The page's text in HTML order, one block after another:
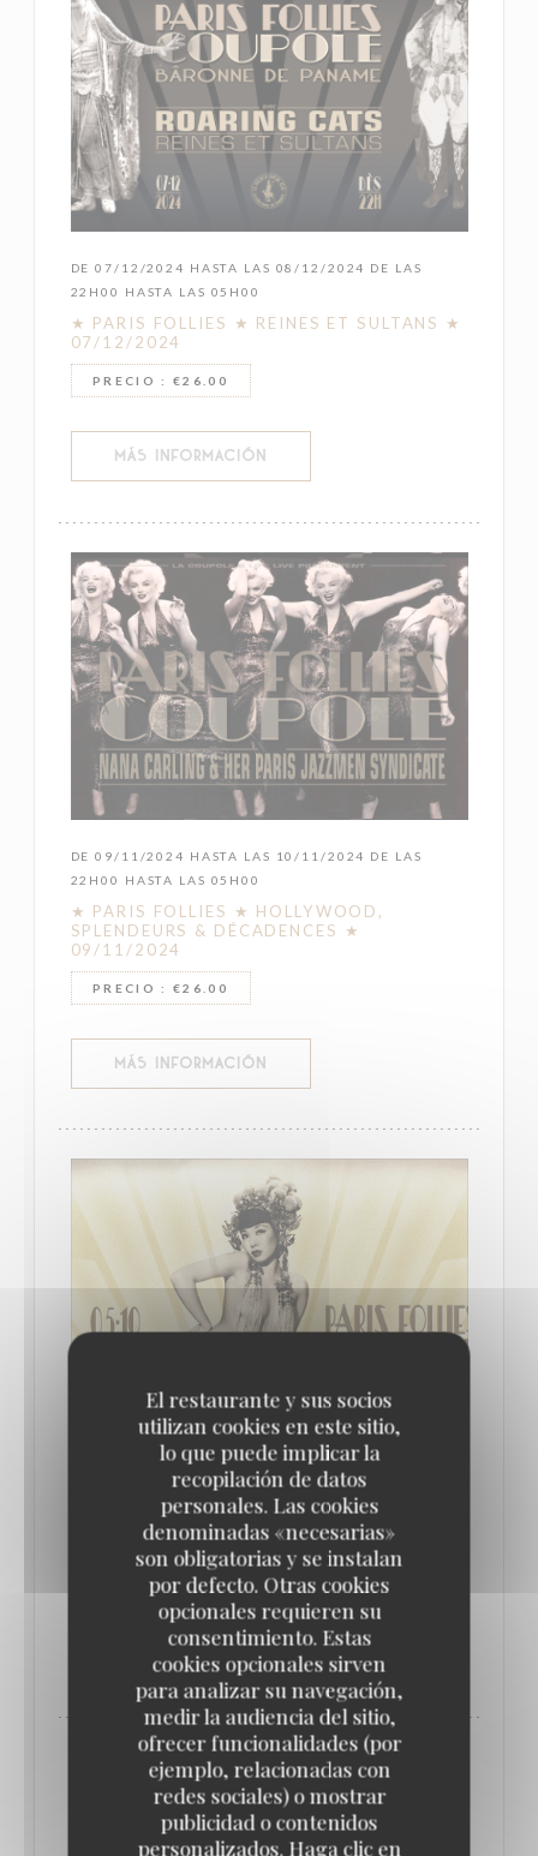
El restaurante y sus socios
utilizan cookies en este sitio,
lo que puede implicar la
recopilación de datos
personales. Las cookies
denominadas «necesarias»
son obligatorias y se instalan
por defecto. Otras cookies
opcionales requieren su
consentimiento. Estas
cookies opcionales sirven
para analizar su navegación,
medir la audiencia del sitio,
ofrecer funcionalidades (por
ejemplo, relacionadas con
redes sociales) o mostrar
publicidad o contenidos
personalizados. Haga clic en
DE 07/12/2024 HASTA LAS 08/12/2024 DE LAS
22H00 HASTA LAS 05H00
★ PARIS FOLLIES ★ REINES ET SULTANS ★
07/12/2024
PRECIO : €26.00
MÁS INFORMACIÓN
DE 09/11/2024 HASTA LAS 10/11/2024 DE LAS
22H00 HASTA LAS 05H00
★ PARIS FOLLIES ★ HOLLYWOOD,
SPLENDEURS & DÉCADENCES ★
09/11/2024
PRECIO : €26.00
MÁS INFORMACIÓN
DE 05/10/2024 HASTA LAS 06/10/2024 DE LAS
22H00 HASTA LAS 05H00
✨ CÉLÉBRATION DES 10 ANS DES PARIS
FOLLIES À LA COUPOLE ! ✨
PRECIO : €26.00
MÁS INFORMACIÓN((ABRE EN UNA NUEVA VENTANA))